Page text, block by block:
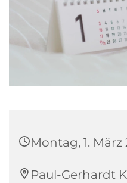
Montag, 1. März
Paul-Gerhardt